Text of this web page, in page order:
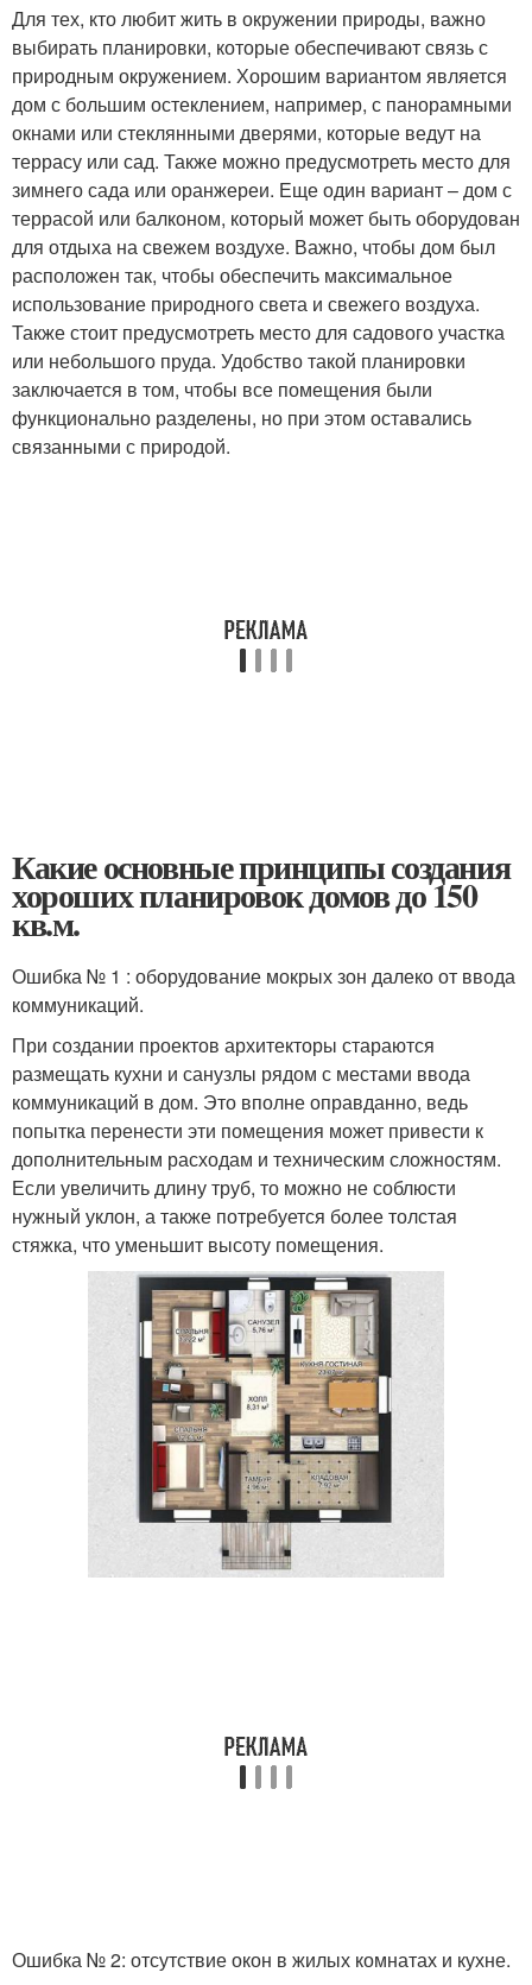
Для тех, кто любит жить в окружении природы, важно
выбирать планировки, которые обеспечивают связь с
природным окружением. Хорошим вариантом является
дом с большим остеклением, например, с панорамными
окнами или стеклянными дверями, которые ведут на
террасу или сад. Также можно предусмотреть место для
зимнего сада или оранжереи. Еще один вариант – дом с
террасой или балконом, который может быть оборудован
для отдыха на свежем воздухе. Важно, чтобы дом был
расположен так, чтобы обеспечить максимальное
использование природного света и свежего воздуха.
Также стоит предусмотреть место для садового участка
или небольшого пруда. Удобство такой планировки
заключается в том, чтобы все помещения были
функционально разделены, но при этом оставались
связанными с природой.
Какие основные принципы создания
хороших планировок домов до 150
кв.м.
Ошибка № 1 : оборудование мокрых зон далеко от ввода
коммуникаций.
При создании проектов архитекторы стараются
размещать кухни и санузлы рядом с местами ввода
коммуникаций в дом. Это вполне оправданно, ведь
попытка перенести эти помещения может привести к
дополнительным расходам и техническим сложностям.
Если увеличить длину труб, то можно не соблюсти
нужный уклон, а также потребуется более толстая
стяжка, что уменьшит высоту помещения.
Ошибка № 2: отсутствие окон в жилых комнатах и кухне.